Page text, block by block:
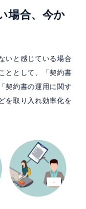
場合、今か
いと感じている場合
ととして、「契約書
契約書の運用に関す
を取り入れ効率化を